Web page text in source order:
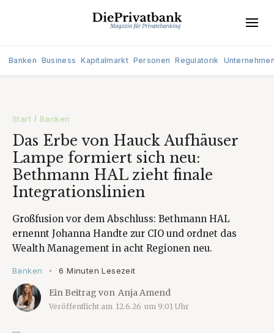
Banken Business Kapitalmarkt Personen Regulatorik
Start / Banken
Das Erbe von Hauck Aufhäuser
Lampe formiert sich neu:
Bethmann HAL zieht finale
Integrationslinien
Großfusion vor dem Abschluss: Bethmann HAL
ernennt Johanna Handte zur CIO und ordnet das
Wealth Management in acht Regionen neu.
Banken • 6 Minuten Lesezeit
Ein Beitrag von Anja Amend
Veröffentlicht am 12.6.26 um 9:01 Uhr